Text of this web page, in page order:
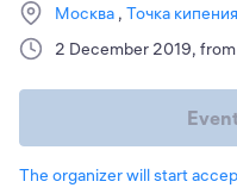
Москва Точка
2 December 2019,
The organizer will start